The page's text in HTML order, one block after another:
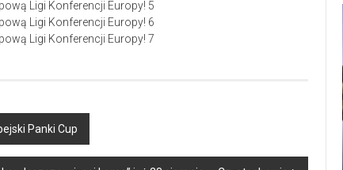
Panki Cup